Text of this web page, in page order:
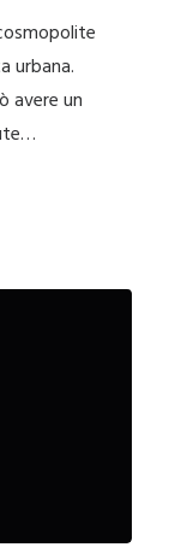
urbana.
avere un